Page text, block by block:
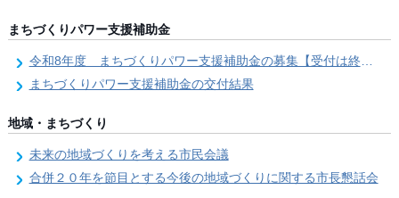
まちづくりパワー支援補助金
令和8年度 まちづくりパワー支援補助金の募集【受付は終了しました。】
まちづくりパワー支援補助金の交付結果
地域・まちづくり
未来の地域づくりを考える市民会議
合併２０年を節目とする今後の地域づくりに関する市長懇話会